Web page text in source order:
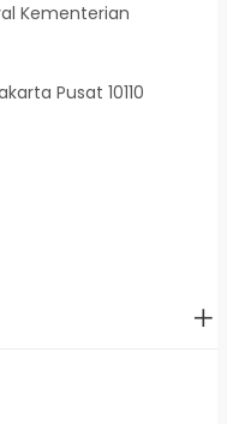
Kementerian
Pusat 10110